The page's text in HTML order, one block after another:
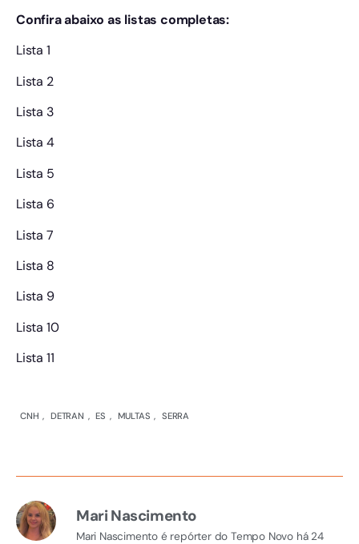
Confira abaixo as listas completas:
Lista 1
Lista 2
Lista 3
Lista 4
Lista 5
Lista 6
Lista 7
Lista 8
Lista 9
Lista 10
Lista 11
CNH , DETRAN , ES , MULTAS , SERRA
Mari Nascimento
Mari Nascimento é repórter do Tempo Novo há 24